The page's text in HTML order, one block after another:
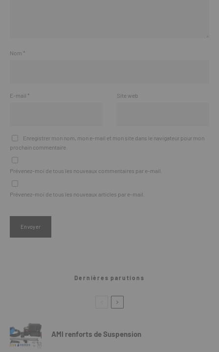
Nom *
E-mail * Site web
Enregistrer mon nom, mon e-mail et mon site dans le navigateur pour mon
prochain commentaire.
Prévenez-moi de tous les nouveaux commentaires par e-mail.
Prévenez-moi de tous les nouveaux articles par e-mail.
Dernières parutions
AMI renforts de Suspension